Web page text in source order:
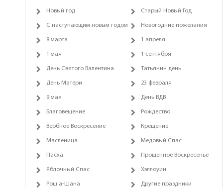
Новый год Старый Новый Год
С наступающим новым годом Новогодние пожелания
8 марта 1 апреля
1 мая 1 сентября
День Святого Валентина Татьянин день
День Матери 23 февраля
9 мая День ВДВ
Благовещение Рождество
Вербное Воскресение Крещение
Масленица Медовый Спас
Пасха Прощенное Воскресенье
Яблочный Спас Хэллоуин
Рош а-Шана Другие праздники